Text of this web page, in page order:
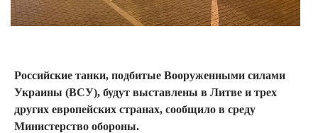
Российские танки, подбитые Вооруженными силами
Украины (ВСУ), будут выставлены в Литве и трех
других европейских странах, сообщило в среду
Министерство обороны.